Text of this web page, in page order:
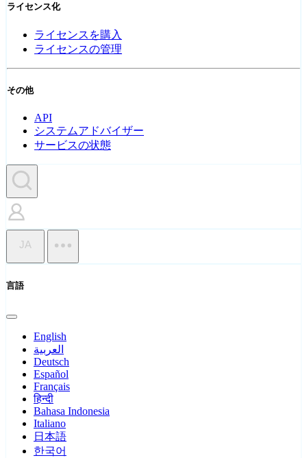
ライセンス化
ライセンスを購入
ライセンスの管理
その他
API
システムアドバイザー
サービスの状態
JA
言語
English
العربية
Deutsch
Español
Français
हिन्दी
Bahasa Indonesia
Italiano
日本語
한국어